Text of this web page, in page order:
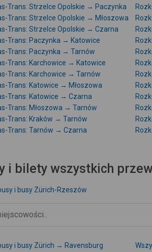
Trans: Strzelce Opolskie → Paczynka
Trans: Strzelce Opolskie → Młoszowa
Trans: Strzelce Opolskie → Czarna
Trans: Paczynka → Katowice
Trans: Paczynka → Tarnów
Trans: Karchowice → Katowice
Trans: Karchowice → Tarnów
Trans: Katowice → Młoszowa
Trans: Katowice → Czarna
Trans: Młoszowa → Tarnów
Trans: Kraków → Tarnów
Trans: Tarnów → Czarna
i bilety wszystkich
i busy Zürich-Rzeszów
i busy Zürich → Ravensburg